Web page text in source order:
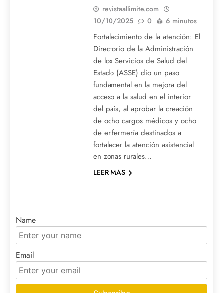
revistaallimite.com
10/10/2025
0 6 minutos
Fortalecimiento de la atención: El
Directorio de la Administración
de los Servicios de Salud del
Estado (ASSE) dio un paso
fundamental en la mejora del
acceso a la salud en el interior
del país, al aprobar la creación
de ocho cargos médicos y ocho
de enfermería destinados a
fortalecer la atención asistencial
en zonas rurales…
LEER MAS
Name
Email